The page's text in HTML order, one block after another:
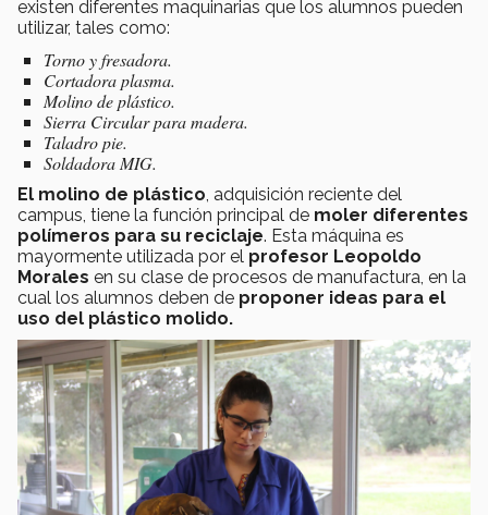
existen diferentes maquinarias que los alumnos pueden
utilizar, tales como:
Torno y fresadora.
Cortadora plasma.
Molino de plástico.
Sierra Circular para madera.
Taladro pie.
Soldadora MIG.
El molino de plástico , adquisición reciente del
campus, tiene la función principal de moler diferentes
polímeros para su reciclaje. Esta máquina es
mayormente utilizada por el profesor Leopoldo
Morales en su clase de procesos de manufactura, en la
cual los alumnos deben de proponer ideas para el
uso del plástico molido.